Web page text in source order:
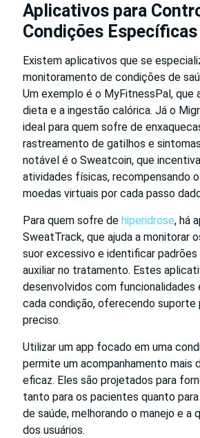
Aplicativos para
Condições Específicas
Existem aplicativos que se
monitoramento de condições de
Um exemplo é o MyFitnessPal, que
dieta e a ingestão calórica. Já o
ideal para quem sofre de
rastreamento de gatilhos e
notável é o Sweatcoin, que
atividades físicas, recompensando
moedas virtuais por cada passo
Para quem sofre de hiperidrose, há
SweatTrack, que ajuda a monitorar
suor excessivo e identificar
auxiliar no tratamento. Estes
desenvolvidos com funcionalidades
cada condição, oferecendo suporte
preciso.
Utilizar um app focado em uma
permite um acompanhamento mais
eficaz. Eles são projetados para
tanto para os pacientes quanto
de saúde, melhorando o manejo e a
dos usuários.